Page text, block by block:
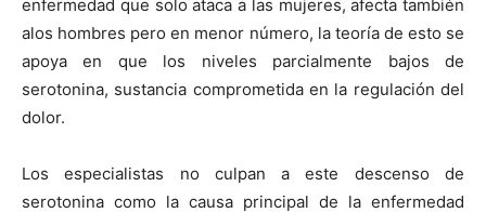
enfermedad que solo ataca a las mujeres, afecta también
alos hombres pero en menor número, la teorí­a de esto se
apoya en que los niveles parcialmente bajos de
serotonina, sustancia comprometida en la regulación del
dolor.
Los especialistas no culpan a este descenso de
serotonina como la causa principal de la enfermedad